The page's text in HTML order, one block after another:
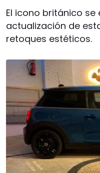
El icono británico
actualización de
retoques estéticos.